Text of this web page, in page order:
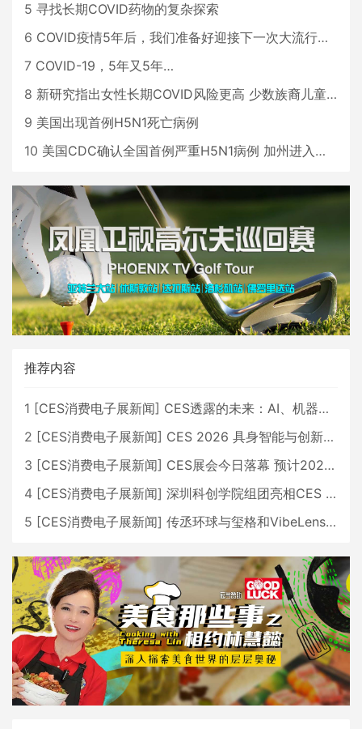
5 寻找长期COVID药物的复杂探索
6 COVID疫情5年后，我们准备好迎接下一次大流行了吗？
7 COVID-19，5年又5年…
8 新研究指出女性长期COVID风险更高 少数族裔儿童存在差异
9 美国出现首例H5N1死亡病例
10 美国CDC确认全国首例严重H5N1病例 加州进入紧急状态
推荐内容
1 [CES消费电子展新闻] CES透露的未来：AI、机器人与智能生活大爆发
2 [CES消费电子展新闻] CES 2026 具身智能与创新领域 中国公司大放异彩
3 [CES消费电子展新闻] CES展会今日落幕 预计2026行业收入将超五千亿美元
4 [CES消费电子展新闻] 深圳科创学院组团亮相CES 广受好评
5 [CES消费电子展新闻] 传丞环球与玺格和VibeLens共同推出全新耳机